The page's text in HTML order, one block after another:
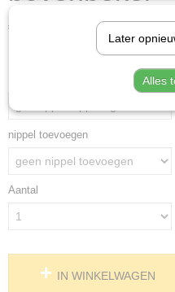
€ 56,17 (exclusief btw 21%)
Levertijd Geleverd binnen 24
nippel toevoegen
Aantal
IN WINKELWAGEN
Later
Alles